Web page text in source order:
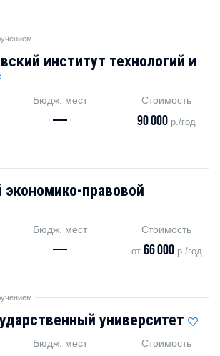
институт технологий и
Бюдж. мест
—
Стоимость
90 000 р./год
правовой
Бюдж. мест
—
Стоимость
от 66 000р./год
университет
Бюдж. мест Стоимость